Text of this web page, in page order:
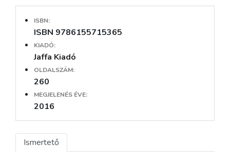
ISBN:
ISBN 9786155715365
KIADÓ:
Jaffa Kiadó
OLDALSZÁM:
260
MEGJELENÉS ÉVE:
2016
Ismertető